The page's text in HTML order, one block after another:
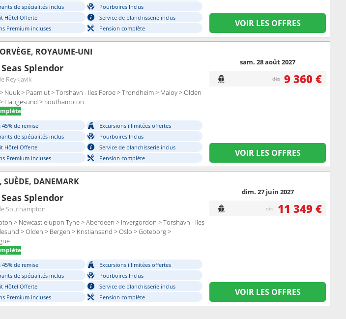
de spécialités inclus
Pourboires Inclus
Hôtel Offerte
Service de blanchisserie inclus
Premium incluses
Pension complète VOIR LES OFFRES
ROYAUME-UNI
Splendor
Reykjavik
Nuuk > Paamiut > Torshavn - Iles Feroe > Trondheim > Maloy > Olden
Haugesund > Southampton
45% de remise
Excursions illimitées offertes
de spécialités inclus
Pourboires Inclus
Hôtel Offerte
Service de blanchisserie inclus
Premium incluses
Pension complète
sam. 28 août 2027
dès 9 360 €
VOIR LES OFFRES
SUÈDE, DANEMARK
Splendor
Southampton
> Newcastle upon Tyne > Aberdeen > Invergordon > Torshavn - Iles
> Olden > Bergen > Kristiansand > Oslo > Goteborg >
45% de remise
Excursions illimitées offertes
de spécialités inclus
Pourboires Inclus
Hôtel Offerte
Service de blanchisserie inclus
Premium incluses
Pension complète
dim. 27 juin 2027
dès 11 349 €
VOIR LES OFFRES